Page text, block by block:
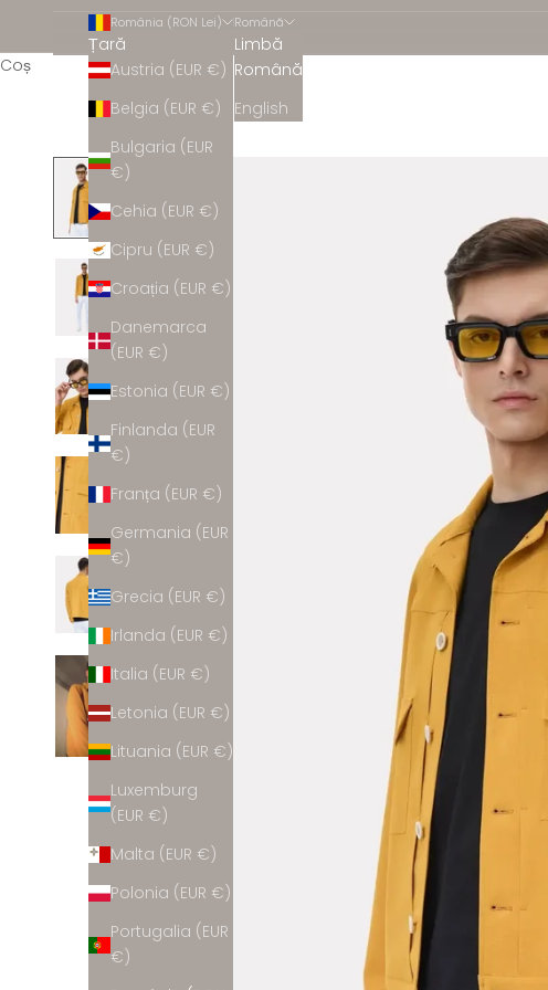
România (RON Lei)
Țară
Austria (EUR €)
Belgia (EUR €)
Bulgaria (EUR
€)
Cehia (EUR €)
Cipru (EUR €)
Croația (EUR €)
Danemarca
(EUR €)
Estonia (EUR €)
Finlanda (EUR
€)
Franța (EUR €)
Germania (EUR
€)
Grecia (EUR €)
Irlanda (EUR €)
Italia (EUR €)
Letonia (EUR €)
Lituania (EUR €)
Luxemburg
(EUR €)
Malta (EUR €)
Polonia (EUR €)
Portugalia (EUR
€)
Română
Limbă
Română
English
Coș